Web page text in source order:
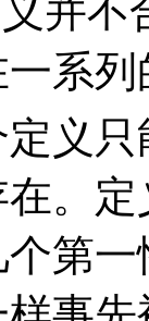
义并
系
只
。
第